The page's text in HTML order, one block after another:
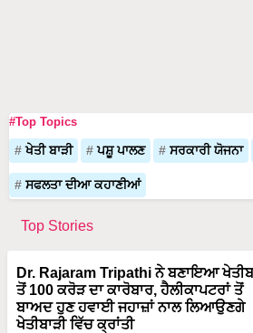
#Top Topics
ਖੇਤੀ ਬਾੜੀ ਪਸ਼ੂ ਪਾਲਣ ਸਰਕਾਰੀ ਯੋਜਨਾ
ਸਫਲਤਾ ਦੀਆ ਕਹਾਣੀਆਂ
Top Stories
Dr. Rajaram Tripathi ਨੇ ਬਣਾਇਆ
ਤੋਂ 100 ਕਰੋੜ ਦਾ ਕਾਰੋਬਾਰ, ਹੈਲੀਕਾਪਟਰਾਂ ਤੋਂ
ਬਾਅਦ ਹੁਣ ਹਵਾਈ ਜਹਾਜ਼ਾਂ ਨਾਲ ਲਿਆਉਣਗੇ
ਖੇਤੀਬਾੜੀ ਵਿੱਚ ਕ੍ਰਾਂਤੀ